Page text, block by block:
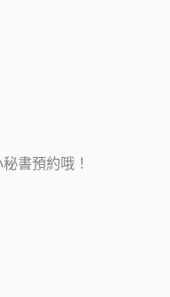
書預約哦！